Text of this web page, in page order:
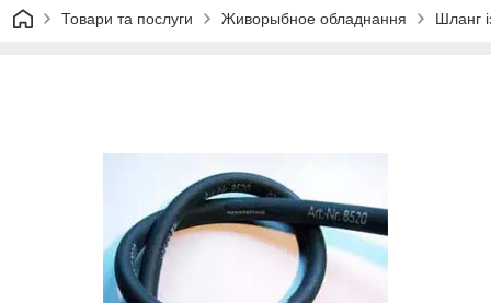
Товари та послуги Живорыбное обладнання Шланг